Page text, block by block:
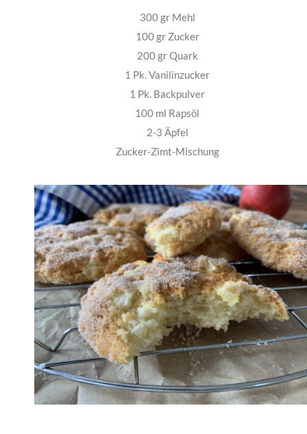
300 gr Mehl
100 gr Zucker
200 gr Quark
1 Pk. Vanilinzucker
1 Pk. Backpulver
100 ml Rapsöl
2-3 Äpfel
Zucker-Zimt-Mischung